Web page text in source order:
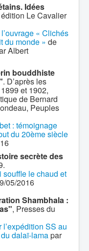
Idées
édition Le Cavalier
« Clichés
du monde » de
Albert
bouddhiste
. D’après les
et 1902,
de Bernard
Peuples
: témoignage
du 20ème siècle
secrète des
souffle le chaud et
05/2016
Shambhala :
, Presses du
l’expédition SS au
dalaï-lamapar